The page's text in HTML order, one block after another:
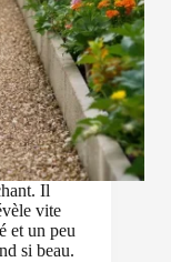
Il
vite
et un peu
si beau.